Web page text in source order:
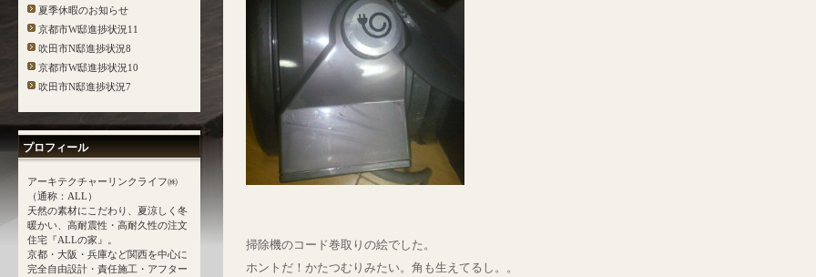
夏季休暇のお知らせ
京都市W邸進捗状況11
吹田市N邸進捗状況8
京都市W邸進捗状況10
吹田市N邸進捗状況7
プロフィール
アーキテクチャーリンクライフ㈱
（通称：ALL）
天然の素材にこだわり、夏涼しく冬
暖かい、高耐震性・高耐久性の注文
住宅『ALLの家』。
京都・大阪・兵庫など関西を中心に
完全自由設計・責任施工・アフター
掃除機のコード巻取りの絵でした。
ホントだ！かたつむりみたい。角も生えてるし。。